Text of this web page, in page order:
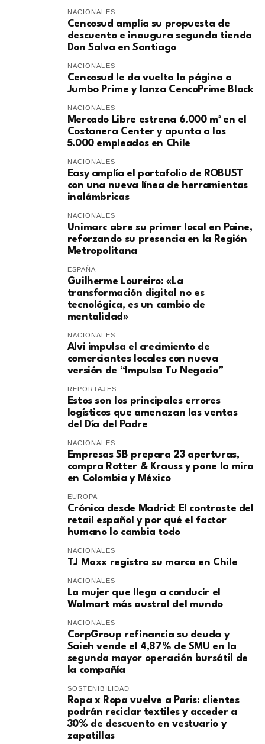
NACIONALES
Cencosud amplía su propuesta de
descuento e inaugura segunda tienda
Don Salva en Santiago
NACIONALES
Cencosud le da vuelta la página a
Jumbo Prime y lanza CencoPrime Black
NACIONALES
Mercado Libre estrena 6.000 m² en el
Costanera Center y apunta a los
5.000 empleados en Chile
NACIONALES
Easy amplía el portafolio de ROBUST
con una nueva línea de herramientas
inalámbricas
NACIONALES
Unimarc abre su primer local en Paine,
reforzando su presencia en la Región
Metropolitana
ESPAÑA
Guilherme Loureiro: «La
transformación digital no es
tecnológica, es un cambio de
mentalidad»
NACIONALES
Alvi impulsa el crecimiento de
comerciantes locales con nueva
versión de “Impulsa Tu Negocio”
REPORTAJES
Estos son los principales errores
logísticos que amenazan las ventas
del Día del Padre
NACIONALES
Empresas SB prepara 23 aperturas,
compra Rotter & Krauss y pone la mira
en Colombia y México
EUROPA
​Crónica desde Madrid: El contraste del
retail español y por qué el factor
humano lo cambia todo
NACIONALES
TJ Maxx registra su marca en Chile
NACIONALES
La mujer que llega a conducir el
Walmart más austral del mundo
NACIONALES
CorpGroup refinancia su deuda y
Saieh vende el 4,87% de SMU en la
segunda mayor operación bursátil de
la compañía
SOSTENIBILIDAD
Ropa x Ropa vuelve a Paris: clientes
podrán reciclar textiles y acceder a
30% de descuento en vestuario y
zapatillas